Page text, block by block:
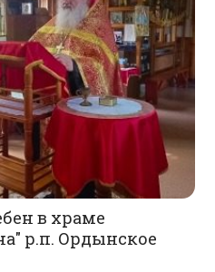
в храме
р.п. Ордынское